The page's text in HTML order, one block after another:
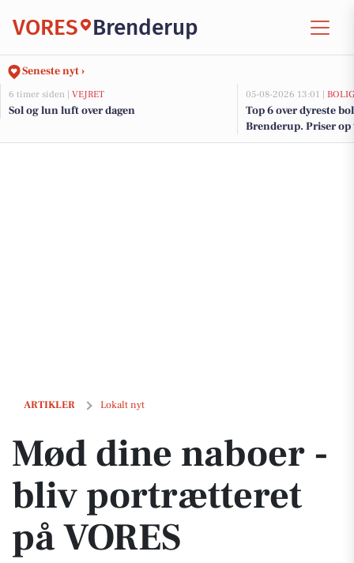
VORES Brenderup
Seneste nyt ›
6 timer siden | VEJRET
Sol og lun luft over dagen
05-08-2026 13:01 |
Top 6 over dyreste
Brenderup. Priser
ARTIKLER Lokalt nyt
Mød dine naboer - bliv portrætteret på VORES
Mød dine naboer -
bliv portrætteret
på VORES